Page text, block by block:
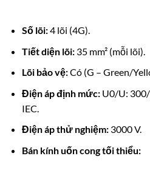
Số lõi:4 lõi (4G).
Tiết diện lõi:35 mm² (mỗi lõi).
Lõi bảo vệ:Có (G – Green/
Điện áp định mức:U0/U: 300/
IEC.
Điện áp thử nghiệm:3000 V.
Bán kính uốn cong tối thiểu: